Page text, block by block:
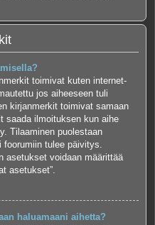
toimivat kuten internet-
jos aiheeseen tuli
kirjanmerkit toimivat samaan
saada ilmoituksen kun aihe
Tilaaminen puolestaan
foorumiin tulee päivitys.
asetukset voidaan määrittää
asetukset”.
haluamaani aihetta?